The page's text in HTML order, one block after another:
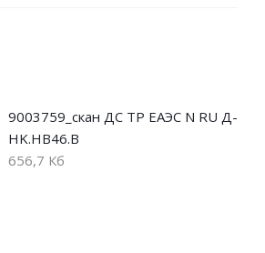
9003759_скан ДС ТР ЕАЭС N RU Д-
HK.НВ46.В
656,7 Кб